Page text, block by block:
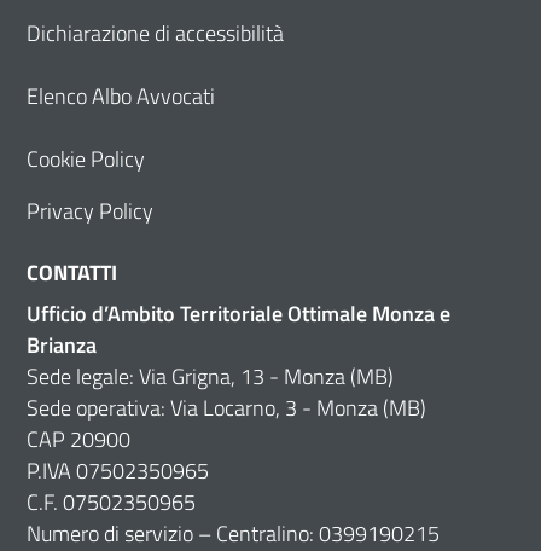
Dichiarazione di accessibilità
Elenco Albo Avvocati
Cookie Policy
Privacy Policy
CONTATTI
Ufficio d’Ambito Territoriale Ottimale Monza e
Brianza
Sede legale: Via Grigna, 13 - Monza (MB)
Sede operativa: Via Locarno, 3 - Monza (MB)
CAP 20900
P.IVA 07502350965
C.F. 07502350965
Numero di servizio – Centralino: 0399190215